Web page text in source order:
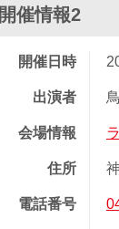
開催情報2
開催日時
出演者
会場情報
住所
電話番号